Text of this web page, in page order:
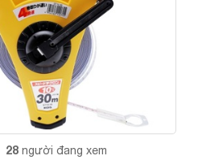
28 người đang xem